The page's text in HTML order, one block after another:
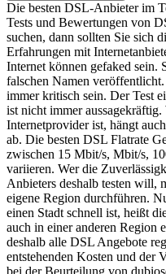
Die besten DSL-Anbieter im
Tests und Bewertungen von
suchen, dann sollten Sie sich
Erfahrungen mit
Internet können gefaked sein.
falschen Namen
immer kritisch sein. Der Test
ist nicht immer
Internetprovider ist, hängt
ab. Die besten DSL Flatrate
zwischen 15 Mbit/s, Mbit/s,
variieren. Wer die
Anbieters deshalb testen will,
eigene Region durchführen.
einen Stadt schnell ist, heißt
auch in einer anderen Region
deshalb alle DSL Angebote
entstehenden Kosten und der